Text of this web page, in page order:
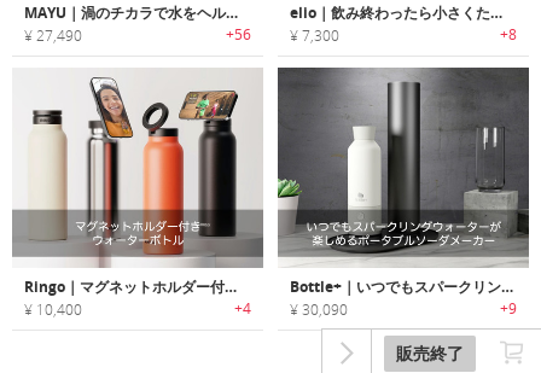
販売終了
MAYU｜渦のチカラで水をヘルシーにする浄水デバイス「マユ」
¥ 27,490 +56
elio｜飲み終わったら小さくたためる持ち運び自在のウォーターボトル
¥ 7,300 +8
Ringo｜マグネットホルダー付きウォーターボトル「リンゴ」
¥ 10,400 +4
Bottle+｜いつでもスパークリングウォーターが楽しめるポータブルソーダメーカー「ボトルプラス」
¥ 30,090 +9